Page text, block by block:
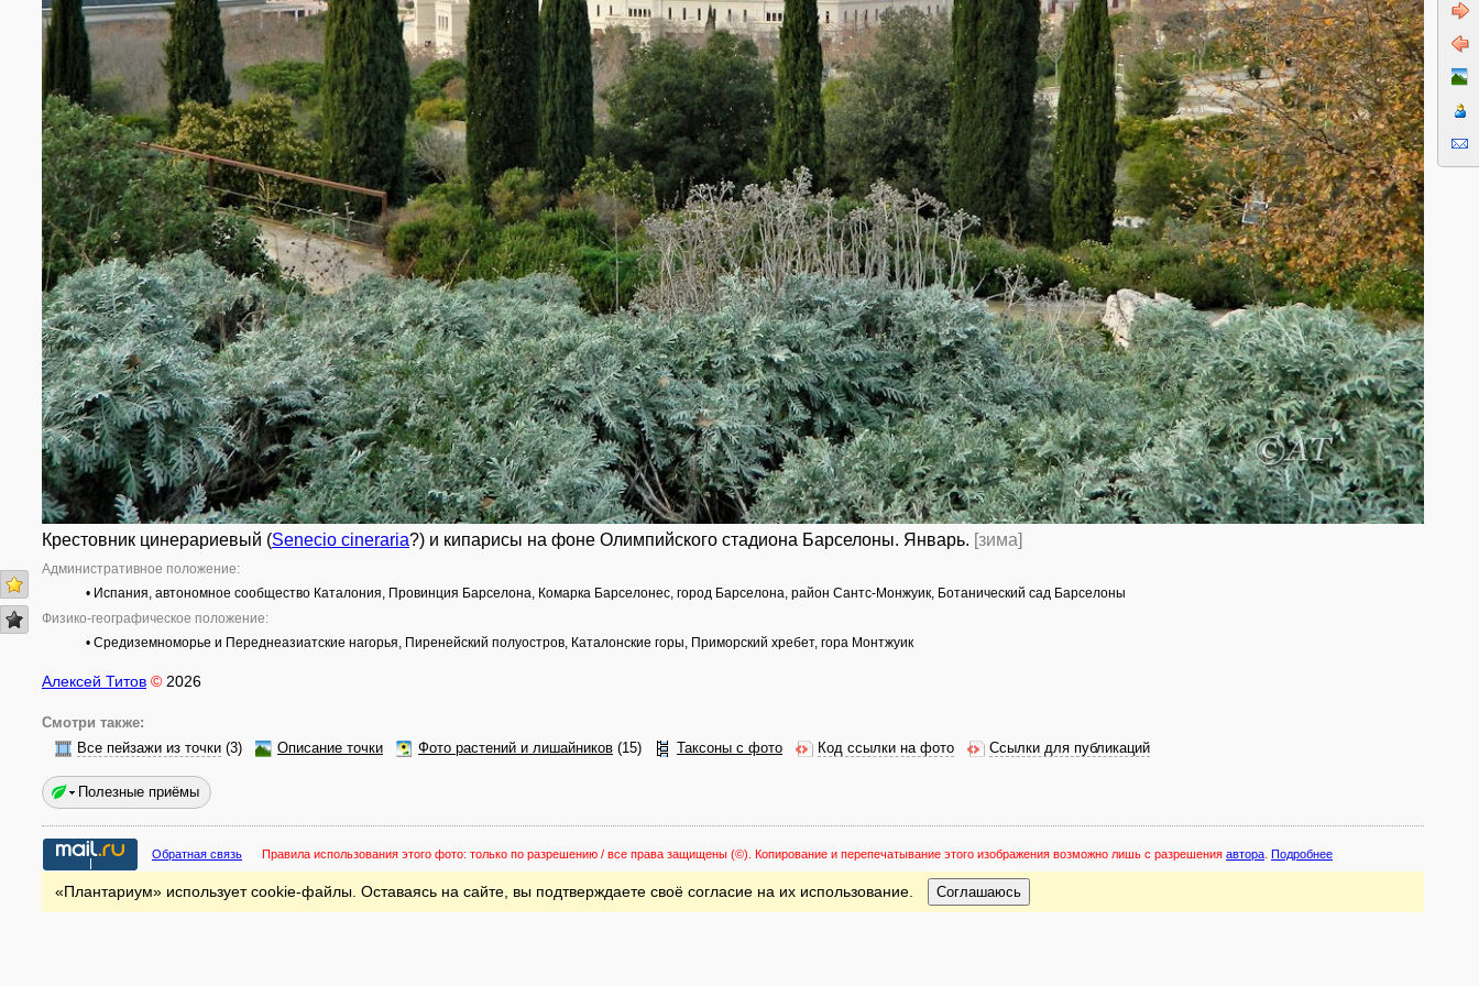
Крестовник цинерариевый (Senecio cineraria?) и кипарисы на фоне Олимпийского стадиона Барселоны. Январь. [зима]
Административное положение:
• Испания, автономное сообщество Каталония, Провинция Барселона, Комарка Барселонес, город Барселона, район Сантс-Монжуик, Ботанический сад Барселоны
Физико-географическое положение:
• Средиземноморье и Переднеазиатские нагорья, Пиренейский полуостров, Каталонские горы, Приморский хребет, гора Монтжуик
Алексей Титов © 2026
Смотри также:
Все пейзажи из точки (3) Описание точки Фото растений и лишайников (15) Таксоны с фото Код ссылки на фото Ссылки для публикаций
Полезные приёмы
Обратная связь Правила использования этого фото: только по разрешению / все права защищены (©). Копирование и перепечатывание этого изображения возможно лишь с разрешения автора Подробнее
«Плантариум» использует cookie-файлы. Оставаясь на сайте, вы подтверждаете своё согласие на их использование. Соглашаюсь